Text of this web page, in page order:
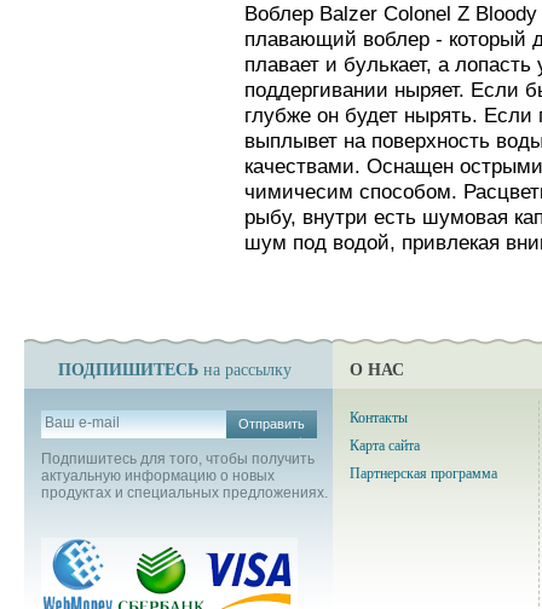
Воблер Balzer Colonel Z
плавающий воблер - который
плавает и булькает, а
поддергивании ныряет. Если
глубже он будет нырять. Если
выплывет на поверхность
качествами. Оснащен
чимичесим способом.
рыбу, внутри есть шумовая
шум под водой, привлекая
ПОДПИШИТЕСЬ на рассылку
Отправить
Подпишитесь для того, чтобы получить
актуальную информацию о новых
продуктах и специальных предложениях.
О НАС
Контакты
Карта сайта
Партнерская программа